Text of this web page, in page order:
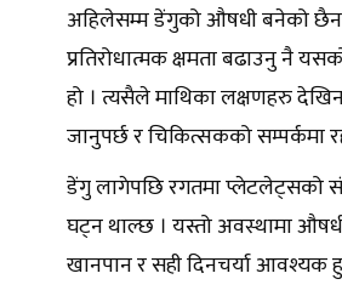
अहिलेसम्म डेंगुको औषधी बनेको छैन
प्रतिरोधात्मक क्षमता बढाउनु नै
हो । त्यसैले माथिका लक्षणहरु
जानुपर्छ र चिकित्सकको सम्पर्कमा
डेंगु लागेपछि रगतमा प्लेटलेट्सको
घट्न थाल्छ । यस्तो अवस्थामा
खानपान र सही दिनचर्या आवश्यक